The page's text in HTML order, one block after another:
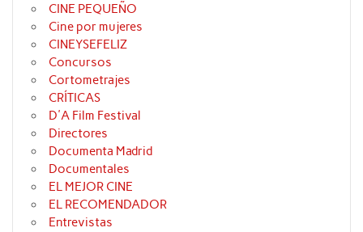
CINE PEQUEÑO
Cine por mujeres
CINEYSEFELIZ
Concursos
Cortometrajes
CRÍTICAS
D'A Film Festival
Directores
Documenta Madrid
Documentales
EL MEJOR CINE
EL RECOMENDADOR
Entrevistas